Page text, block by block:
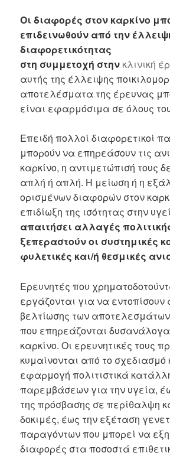
Οι διαφορές στον καρκίνο
επιδεινωθούν από την
διαφορετικότητας
στη συμμετοχή στην κλινική
αυτής της έλλειψης
αποτελέσματα της έρευνας
είναι εφαρμόσιμα σε όλους
Επειδή πολλοί διαφορετικοί
μπορούν να επηρεάσουν τις
καρκίνο, η αντιμετώπισή τους
απλή ή απλή. Η μείωση ή η
ορισμένων διαφορών στον
επιδίωξη της ισότητας στην
απαιτήσει αλλαγές
ξεπεραστούν οι συστημικές
φυλετικές και/ή θεσμικές
Ερευνητές που
εργάζονται για να
βελτίωσης των
που επηρεάζονται
καρκίνο. Οι ερευνητικές τους
κυμαίνονται από το σχεδιασμό
εφαρμογή πολιτιστικά
παρεμβάσεων για την υγεία,
της πρόσβασης σε περίθαλψη
δοκιμές, έως την εξέταση
παραγόντων που μπορεί να
διαφορές στα ποσοστά